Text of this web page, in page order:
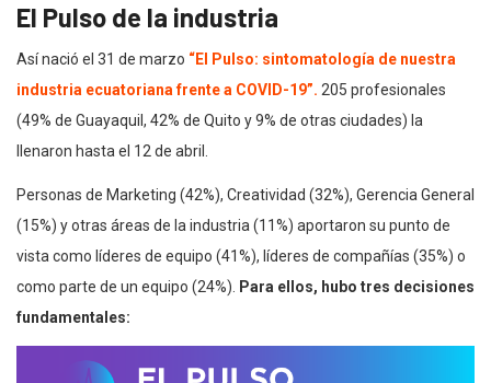
El Pulso de la industria
Así nació el 31 de marzo “El Pulso: sintomatología de nuestra
industria ecuatoriana frente a COVID-19”. 205 profesionales
(49% de Guayaquil, 42% de Quito y 9% de otras ciudades) la
llenaron hasta el 12 de abril.
Personas de Marketing (42%), Creatividad (32%), Gerencia General
(15%) y otras áreas de la industria (11%) aportaron su punto de
vista como líderes de equipo (41%), líderes de compañías (35%) o
como parte de un equipo (24%).
Para ellos, hubo tres decisiones
fundamentales: